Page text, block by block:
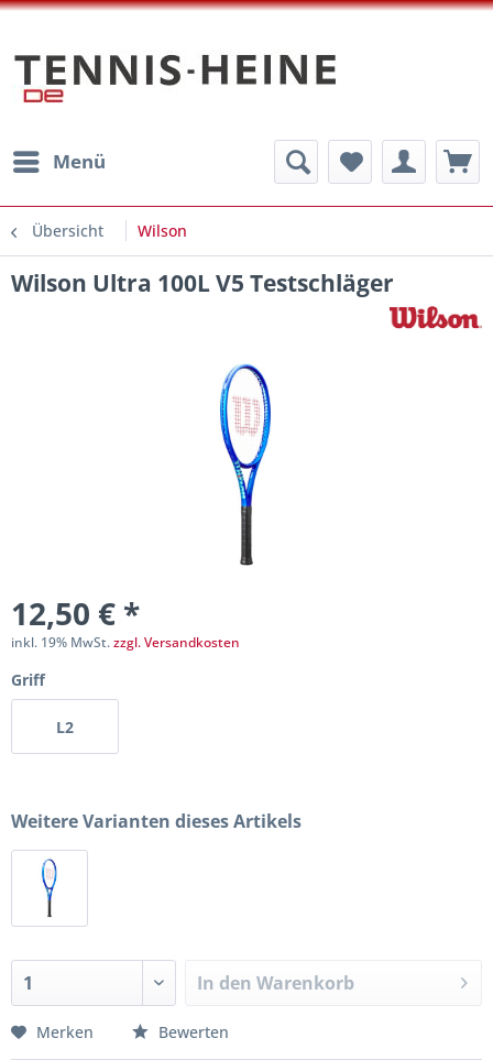
Menü
Übersicht Wilson
Wilson Ultra 100L V5 Testschläger
12,50 € *
inkl. 19% MwSt.zzgl. Versandkosten
Griff
L2
Weitere Varianten dieses Artikels
In den Warenkorb
Merken Bewerten